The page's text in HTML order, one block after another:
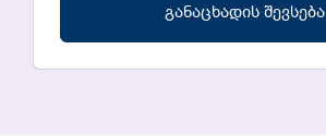
განაცხადის შევსება